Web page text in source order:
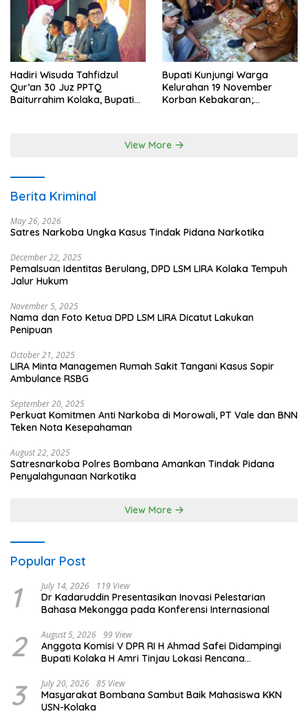
Hadiri Wisuda Tahfidzul
Qur’an 30 Juz PPTQ
Baiturrahim Kolaka, Bupati
Bupati Kunjungi Warga
Kelurahan 19 November
Korban Kebakaran;
View More
Berita Kriminal
May 26, 2026
Satres Narkoba Ungka Kasus Tindak Pidana Narkotika
December 22, 2025
Pemalsuan Identitas Berulang, DPD LSM LIRA Kolaka Tempuh
Jalur Hukum
November 5, 2025
Nama dan Foto Ketua DPD LSM LIRA Dicatut Lakukan
Penipuan
October 21, 2025
LIRA Minta Managemen Rumah Sakit Tangani Kasus Sopir
Ambulance RSBG
September 20, 2025
Perkuat Komitmen Anti Narkoba di Morowali, PT Vale dan BNN
Teken Nota Kesepahaman
August 22, 2025
Satresnarkoba Polres Bombana Amankan Tindak Pidana
Penyalahgunaan Narkotika
View More
Popular Post
1 July 14, 2026 119 View
Dr Kadaruddin Presentasikan Inovasi Pelestarian
Bahasa Mekongga pada Konferensi Internasional
2 August 5, 2026 99 View
Anggota Komisi V DPR RI H Ahmad Safei Didampingi
Bupati Kolaka H Amri Tinjau Lokasi Rencana
Wundulako
3 July 20, 2026 85 View
Masyarakat Bombana Sambut Baik Mahasiswa KKN
USN-Kolaka